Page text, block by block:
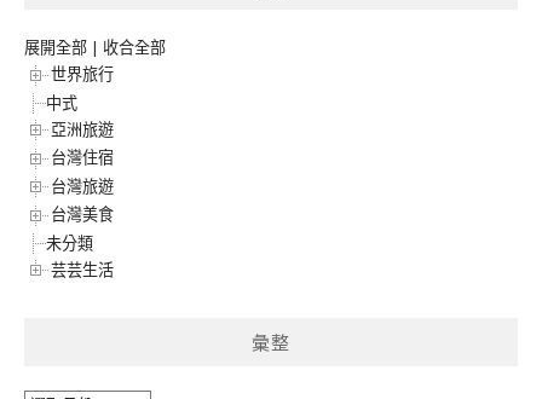
展開全部 | 收合全部
世界旅行
中式
亞洲旅遊
台灣住宿
台灣旅遊
台灣美食
未分類
芸芸生活
彙整